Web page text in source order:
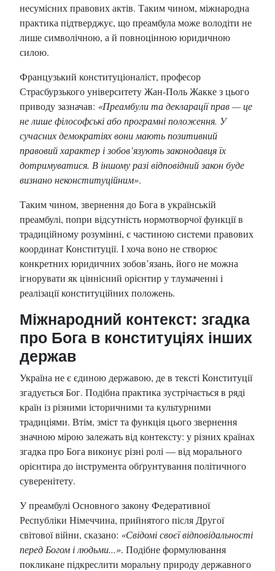
несумісних правових актів. Таким чином, міжнародна
практика підтверджує, що преамбула може володіти не
лише символічною, а й повноцінною юридичною
силою.
Французький конституціоналіст, професор
Страсбурзького університету Жан-Поль Жакке з цього
приводу зазначав: «Преамбули та декларації прав — це
не лише філософські або програмні положення. У
сучасних демократіях вони мають позитивний
правовий характер і зобов’язують законодавця їх
дотримуватися. В іншому разі відповідний закон буде
визнано неконституційним».
Таким чином, звернення до Бога в українській
преамбулі, попри відсутність нормотворчої функції в
традиційному розумінні, є частиною системи правових
координат Конституції. І хоча воно не створює
конкретних юридичних зобов’язань, його не можна
ігнорувати як ціннісний орієнтир у тлумаченні і
реалізації конституційних положень.
Міжнародний контекст: згадка
про Бога в конституціях інших
держав
Україна не є єдиною державою, де в тексті Конституції
згадується Бог. Подібна практика зустрічається в ряді
країн із різними історичними та культурними
традиціями. Втім, зміст та функція цього звернення
значною мірою залежать від контексту: у різних країнах
згадка про Бога виконує різні ролі — від морального
орієнтира до інструмента обґрунтування політичного
суверенітету.
У преамбулі Основного закону Федеративної
Республіки Німеччина, прийнятого після Другої
світової війни, сказано: «Свідомі своєї відповідальності
перед Богом і людьми...». Подібне формулювання
покликане підкреслити моральну природу державного